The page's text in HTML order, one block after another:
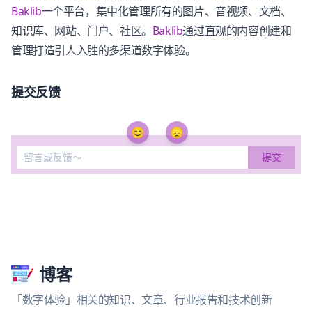
Baklib一个平台，集中化管理所有的图片、音视频、文档、
知识库、网站、门户、社区。 Baklib通过直观的内容创建和
管理打造引人入胜的多渠道数字体验。
提交反馈
😊 😞
博客
「数字体验」相关的知识、文章、行业报告和技术创新